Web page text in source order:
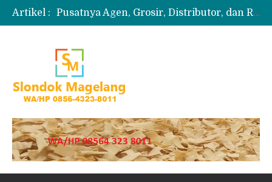
Artikel :
Pusatnya Agen, Grosir, Distributor, dan Reseller Puyur Koin
Produksi Slondok
Jual Puyur Koin Mentah 1 Ball 5 kg